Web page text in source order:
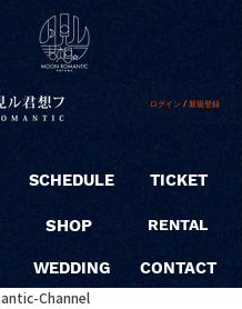
ログイン / 新規登録
SCHEDULE
SHOP
WEDDING
TICKET
RENTAL
CONTACT
Channel